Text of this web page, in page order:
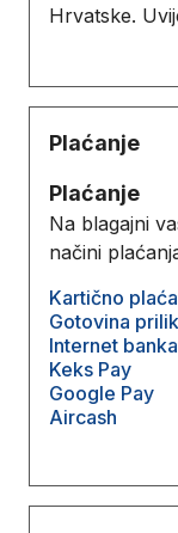
Hrvatske.
Plaćanje
Plaćanje
Na blagajni
načini
Kartično
Gotovina
Internet
Keks Pay
Google Pay
Aircash